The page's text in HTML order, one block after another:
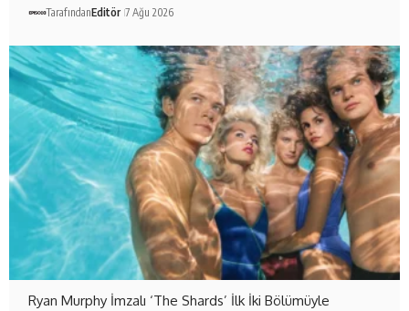
TarafındanEditör 7 Ağu 2026
Ryan Murphy İmzalı ‘The Shards’ İlk İki Bölümüyle